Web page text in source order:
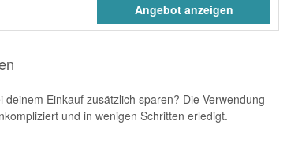
Angebot anzeigen
Einkauf zusätzlich sparen? Die Verwendung
und in wenigen Schritten erledigt.